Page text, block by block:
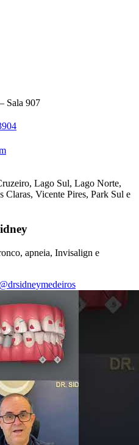
Sala 907
Lago Sul, Lago Norte,
Claras, Vicente Pires, Park Sul e
apneia, Invisalign e